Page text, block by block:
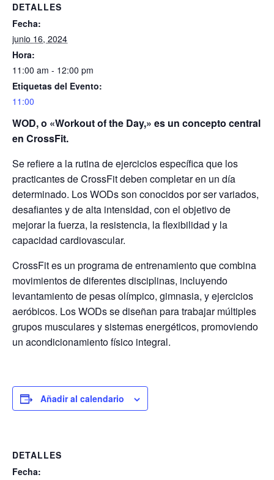
DETALLES
Fecha:
junio 16, 2024
Hora:
11:00 am - 12:00 pm
Etiquetas del Evento:
11:00
WOD, o «Workout of the Day,» es un concepto central
en CrossFit.
Se refiere a la rutina de ejercicios específica que los
practicantes de CrossFit deben completar en un día
determinado. Los WODs son conocidos por ser variados,
desafiantes y de alta intensidad, con el objetivo de
mejorar la fuerza, la resistencia, la flexibilidad y la
capacidad cardiovascular.
CrossFit es un programa de entrenamiento que combina
movimientos de diferentes disciplinas, incluyendo
levantamiento de pesas olímpico, gimnasia, y ejercicios
aeróbicos. Los WODs se diseñan para trabajar múltiples
grupos musculares y sistemas energéticos, promoviendo
un acondicionamiento físico integral.
Añadir al calendario
DETALLES
Fecha: